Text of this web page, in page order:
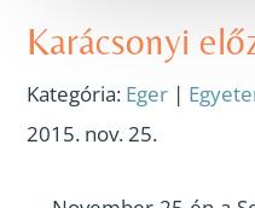
Karácsonyi
Kategória: Eger |
2015. nov. 25.